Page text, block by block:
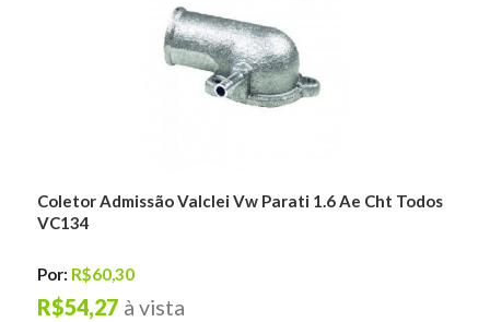
Coletor Admissão Valclei Vw Parati 1.6 Ae Cht Todos
VC134
Por: R$60,30
à vista
R$54,27